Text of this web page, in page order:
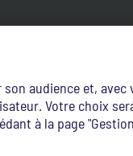
audience et,
Votre choix
à la page